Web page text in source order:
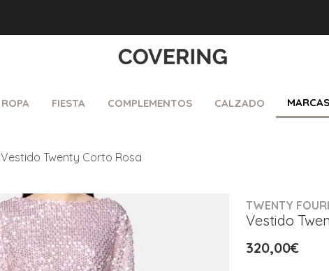
ROPA FIESTA COMPLEMENTOS CALZADO MARCAS
Vestido Twenty Corto Rosa
TWENTY
Vestido
320,00€